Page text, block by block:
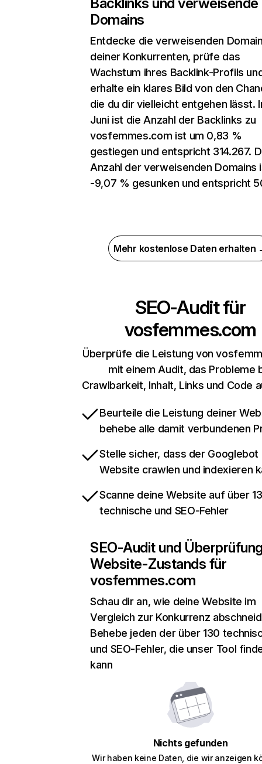
Domains
Entdecke die verweisenden
deiner Konkurrenten, prüfe das
Wachstum ihres Backlink-Profils
erhalte ein klares Bild von den
die du dir vielleicht entgehen lässt.
Juni ist die Anzahl der Backlinks zu
vosfemmes.com ist um 0,83 %
gestiegen und entspricht 314.267.
Anzahl der verweisenden Domains
-9,07 % gesunken und entspricht
Mehr kostenlose Daten erhalten
SEO-Audit für
vosfemmes.com
Überprüfe die Leistung von
mit einem Audit, das Probleme
Crawlbarkeit, Inhalt, Links und Code
Beurteile die Leistung deiner
behebe alle damit verbundenen
Stelle sicher, dass der Googlebot
Website crawlen und indexieren
Scanne deine Website auf über
technische und SEO-Fehler
SEO-Audit und
Website-Zustands für
vosfemmes.com
Schau dir an, wie deine Website im
Vergleich zur Konkurrenz
Behebe jeden der über 130
und SEO-Fehler, die unser Tool
kann
Nichts gefunden
Wir haben keine Daten, die wir anzeigen